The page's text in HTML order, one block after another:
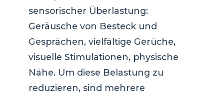
sensorischer Überlastung:
Geräusche von Besteck und
Gesprächen, vielfältige Gerüche,
visuelle Stimulationen, physische
Nähe. Um diese Belastung zu
reduzieren, sind mehrere